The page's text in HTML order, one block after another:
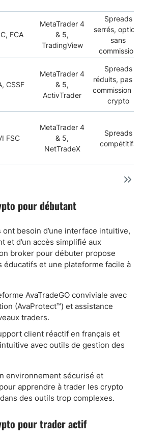
FCA
MetaTrader 4
& 5,
TradingView
Spreads
serrés, options
sans
commission
CSSF
MetaTrader 4
& 5,
ActivTrader
Spreads
réduits, pas
commission
crypto
FSC
MetaTrader 4
& 5,
NetTradeX
Spreads
compétitifs
pour débutant
besoin d’une interface intuitive,
et d’un accès simplifié aux
broker pour débuter propose
éducatifs et une plateforme facile à
AvaTradeGO conviviale avec
(AvaProtect™) et assistance
traders.
client réactif en français et
avec outils de gestion des
environnement sécurisé et
apprendre à trader les crypto
des outils trop complexes.
pour trader actif